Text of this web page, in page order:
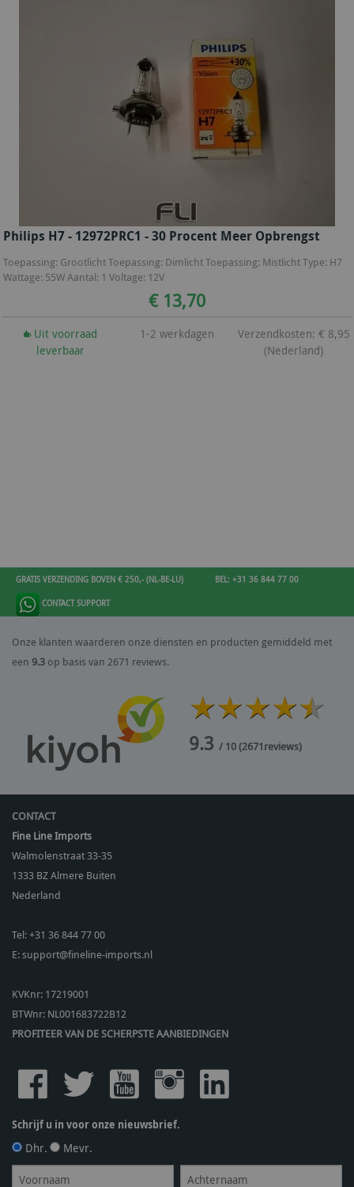
Philips H7 - 12972PRC1 - 30 Procent Meer Opbrengst
Toepassing: Grootlicht Toepassing: Dimlicht Toepassing: Mistlicht Type: H7
Wattage: 55W Aantal: 1 Voltage: 12V
€ 13,70
Uit voorraad
leverbaar
1-2 werkdagen
Verzendkosten: € 8,95
(Nederland)
GRATIS VERZENDING BOVEN € 250,- (NL-BE-LU) BEL: +31 36 844 77 00
CONTACT SUPPORT
Onze klanten waarderen onze diensten en producten gemiddeld met
een 9.3 op basis van 2671 reviews.
9.3 / 10(2671reviews)
CONTACT
Fine Line Imports
Walmolenstraat 33-35
1333 BZAlmere Buiten
Nederland
Tel:+31 36 844 77 00
E:support@fineline-imports.nl
KVKnr: 17219001
BTWnr: NL001683722B12
PROFITEER VAN DE SCHERPSTE AANBIEDINGEN
Schrijf u in voor onze nieuwsbrief.
Dhr. Mevr.